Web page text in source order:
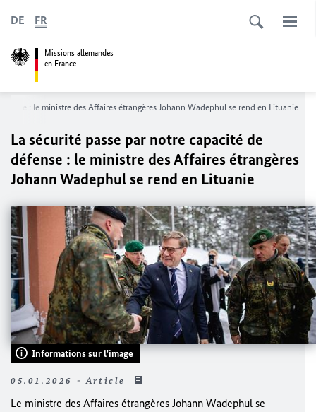
Missions allemandes
en France
DE FR
: le ministre des Affaires étrangères Johann Wadephul se rend en Lituanie
La sécurité passe par notre capacité de
défense : le ministre des Affaires étrangères
Johann Wadephulse rend en Lituanie
Informations sur l'image
05.01.2026 - Article
Le ministre des Affaires étrangères Johann Wadephul se